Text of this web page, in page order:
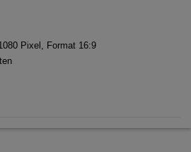
Pixel, Format 16:9